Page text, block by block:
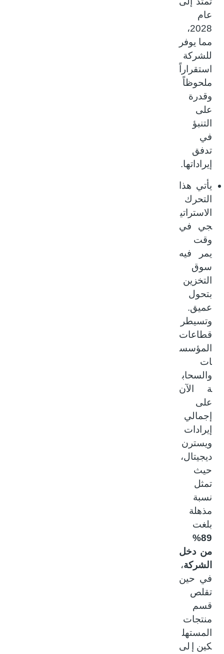
عام
2028،
مما يوفر
للشركة
استقراراً
ملحوظاً
وقدرة
على
التنبؤ
في
تدفق
إيراداتها.
يأتي هذا
التحرك
الاستراتي
جي في
وقت
يمر فيه
سوق
التخزين
بتحول
عميق.
وتسيطر
قطاعات
المؤسس
ات
والسحاب
ة الآن
على
إجمالي
إيرادات
ويسترن
ديجيتال،
حيث
تمثل
نسبة
مذهلة
بلغت
89%
من دخل
الشركة،
في حين
تقلص
قسم
منتجات
المستهل
كين إلى